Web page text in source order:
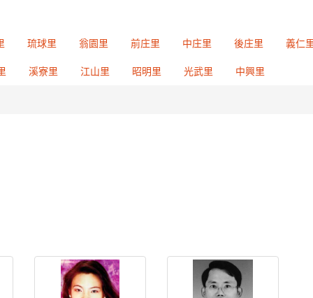
琉球里 翁園里 前庄里 中庄里 後庄里 義仁
溪寮里 江山里 昭明里 光武里 中興里